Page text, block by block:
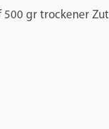
gr trockener